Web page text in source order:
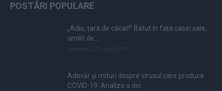
POSTĂRI POPULARE
„Adio, țară de căcat!” Bătut în fața casei sale,
umilit de...
Adevăr și mituri despre virusul care produce
COVID-19. Analiza a doi...